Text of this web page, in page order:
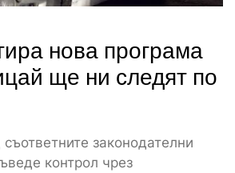
нова програма
ще ни следят по
законодателни
контрол чрез